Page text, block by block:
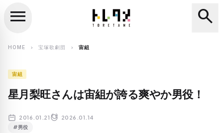
search
menu search
HOME chevron_right 宝塚歌劇団 chevron_right 宙組
宙組
星月梨旺さんは宙組が誇る爽やか男役！
2016.01.21 2026.01.14
#男役